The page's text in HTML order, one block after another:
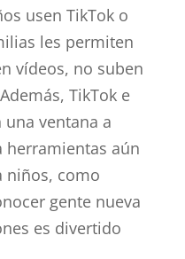
usen TikTok o
les permiten
vídeos, no suben
TikTok e
ventana a
herramientas aún
niños, como
gente nueva
es divertido